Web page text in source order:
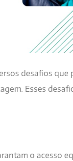
desafios
Esses
o acesso